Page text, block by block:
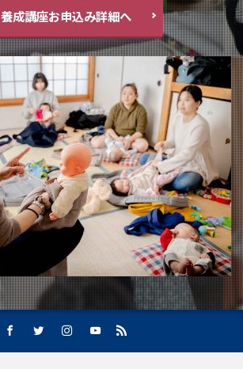
養成講座お申込み詳細へ